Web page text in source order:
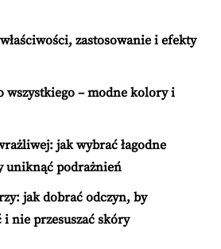
zastosowanie i efekty
wszystkiego – modne kolory i
jak wybrać łagodne
uniknąć podrażnień
jak dobrać odczyn, by
i nie przesuszać skóry